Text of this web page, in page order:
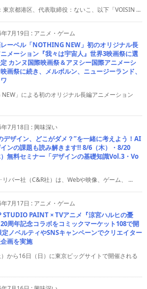
京都港区、代表取締役：ないこ、以下「VOISIN ...
7月19日 : アニメ・ゲーム
ーベル「NOTHING NEW」初のオリジナル長
メーション『我々は宇宙人』世界3映画祭に選
カンヌ国際映画祭＆アヌシー国際アニメーシ
画祭に続き、メルボルン、ニュージーランド、
」による初のオリジナル長編アニメーション
7月18日 :興味深い
デザイン、どこがダメ？”を一緒に考えよう！AI
ンの課題も読み解きます!! 8/6（木）・8/20
）無料セミナー「デザインの基礎知識Vol.3・Vo
バー社（C&R社）は、Webや映像、ゲーム、 ...
7月17日 : アニメ・ゲーム
STUDIO PAINT × TVアニメ『涼宮ハルヒの憂
周年記念コラボをコミックマーケット108で開
定ノベルティやSNSキャンペーンでクリエイター
画を実施
から16日（日）に東京ビッグサイトで開催される